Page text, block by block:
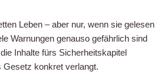
Leben – aber nur, wenn sie gelesen
Warnungen genauso gefährlich sind
Inhalte fürs Sicherheitskapitel
konkret verlangt.